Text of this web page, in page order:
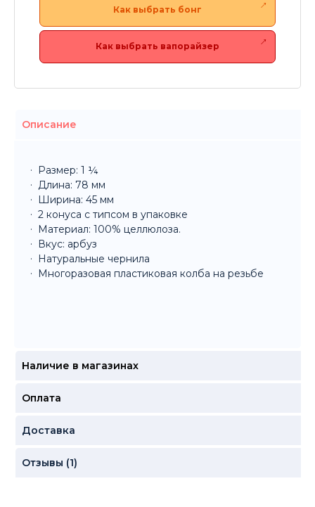
Как выбрать бонг
Как выбрать вапорайзер
Описание
Размер: 1 ¼
Длина: 78 мм
Ширина: 45 мм
2 конуса с типсом в упаковке
Материал: 100% целлюлоза.
Вкус: арбуз
Натуральные чернила
Многоразовая пластиковая колба на резьбе
Наличие в магазинах
Оплата
Доставка
Отзывы (1)